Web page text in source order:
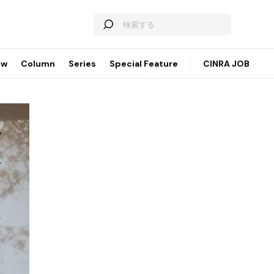
Column Series Special Feature CINRA JOB